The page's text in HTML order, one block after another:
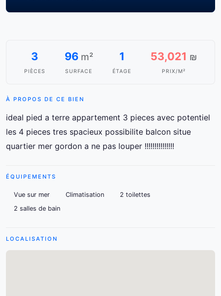
3
PIÈCES
96m²
SURFACE
1
ÉTAGE
53,021 ₪
PRIX/M²
À PROPOS DE CE BIEN
ideal pied a terre appartement 3 pieces avec potentiel
les 4 pieces tres spacieux possibilite balcon situe
quartier mer gordon a ne pas louper !!!!!!!!!!!!!!!
ÉQUIPEMENTS
Vue sur mer Climatisation
2 toilettes
2 salles de bain
LOCALISATION